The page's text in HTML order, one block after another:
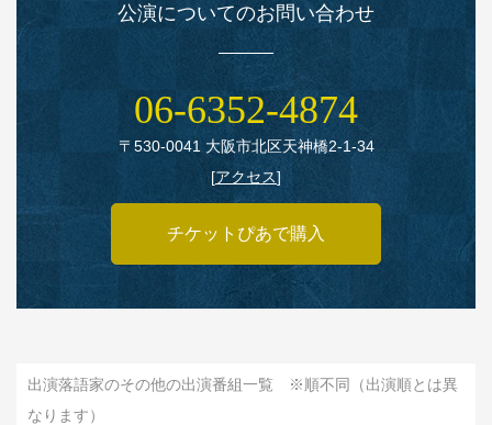
公演についてのお問い合わせ
06‑6352‑4874
〒530‑0041 大阪市北区天神橋2‑1‑34
[アクセス]
チケットぴあで購入
出演落語家のその他の出演番組一覧 ※順不同（出演順とは異
なります）